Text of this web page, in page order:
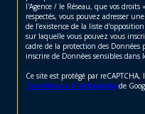
l'Agence / le Réseau, que vos
respectés, vous pouvez adresser
de l’existence de la liste
sur laquelle vous pouvez vous
cadre de la protection des
inscrire de Données sensibles dans
Ce site est protégé par reCAPTCHA,
Conditions d'utilisation de